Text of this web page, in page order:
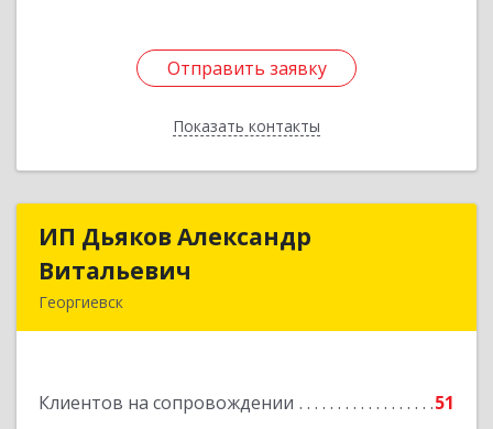
Отправить заявку
Показать контакты
Отправить заявку
Назад
ИП Дьяков Александр
Витальевич
Георгиевск
Клиентов на сопровождении 51
ИП Дьяков Александр